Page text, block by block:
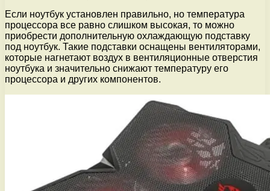
Если ноутбук установлен правильно, но температура
процессора все равно слишком высокая, то можно
приобрести дополнительную охлаждающую подставку
под ноутбук. Такие подставки оснащены вентиляторами,
которые нагнетают воздух в вентиляционные отверстия
ноутбука и значительно снижают температуру его
процессора и других компонентов.